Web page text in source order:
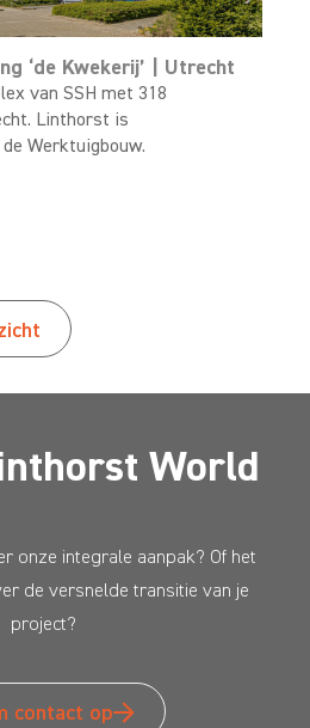
‘de Kwekerij’ | Utrecht
van SSH met 318
Linthorst is
Werktuigbouw.
World
onze integrale aanpak? Of het
de versnelde transitie van je
project?
contact op